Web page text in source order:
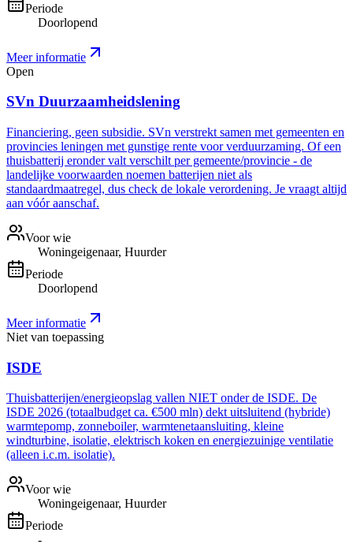
Periode
Doorlopend
Meer informatie
Open
SVn Duurzaamheidslening
Financiering, geen subsidie. SVn verstrekt samen met gemeenten en
provincies leningen met gunstige rente voor verduurzaming. Of een
thuisbatterij eronder valt verschilt per gemeente/provincie - de
landelijke voorwaarden noemen batterijen niet als
standaardmaatregel, dus check de lokale verordening. Je vraagt altijd
aan vóór aanschaf.
Voor wie
Woningeigenaar, Huurder
Periode
Doorlopend
Meer informatie
Niet van toepassing
ISDE
Thuisbatterijen/energieopslag vallen NIET onder de ISDE. De
ISDE 2026 (totaalbudget ca. €500 mln) dekt uitsluitend (hybride)
warmtepomp, zonneboiler, warmtenetaansluiting, kleine
windturbine, isolatie, elektrisch koken en energiezuinige ventilatie
(alleen i.c.m. isolatie).
Voor wie
Woningeigenaar, Huurder
Periode
-